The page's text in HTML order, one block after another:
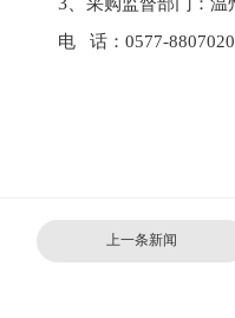
采购监督部门： 温
电
话： 0577-
上一条新闻